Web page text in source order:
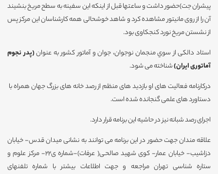
پیشران جت)حضور داشت و ساعتها قبل از اینکه این سفینه به سطح مریخ بنشیند
آن را از روی مانیتور مشاهده کرد و شاهد خوشحالی همه کارشناسان این مرکز پس
از نشستن مریخ نورد کنجکاوی بود.
استاد دالکی از سوي منجمان نوجوان، جوان و آماتور کشور به عنوان(پدر نجوم
آماتوری ایران)شناخته می شود.
درکارنامه فعالیت های او بازدید های منظم از رصد خانه های بزرگ جهان همراه با
دستاورد های علمی گنجانده شده است.
اجرای رصد شبانه نیز در حاشیه این برنامه قرار دارد.
علاقه مندان جهت حضور در این برنامه می توانند به نشانی میدان قدس- خیابان
دزاشیب- خیابان عمار- کوی شهید صالحـی( عرفات)-شماره ی22- مرکز علوم و
ستاره شناسی تهران مراجعه و جهت اطلاعات بیشتر با شماره تلفنهای